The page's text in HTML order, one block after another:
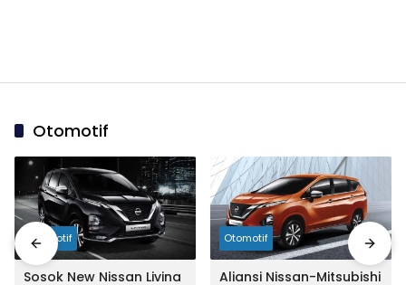
Otomotif
Otomotif
Sosok New Nissan Livina
Otomotif
Aliansi Nissan-Mitsubishi